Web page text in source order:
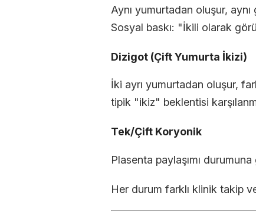
Aynı yumurtadan oluşur,
Sosyal baskı: "İkili olarak
Dizigot (Çift Yumurta İkizi)
İki ayrı yumurtadan oluşur,
tipik "ikiz" beklentisi
Tek/Çift Koryonik
Plasenta paylaşımı
Her durum farklı klinik takip